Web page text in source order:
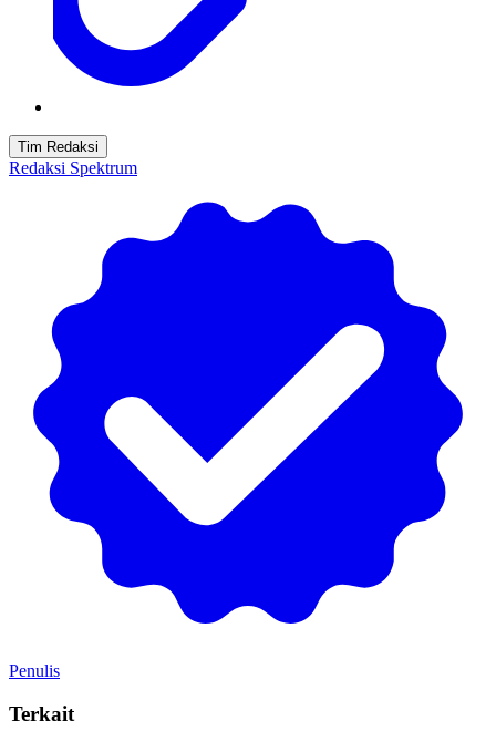
Tim Redaksi
Redaksi Spektrum
Penulis
Terkait